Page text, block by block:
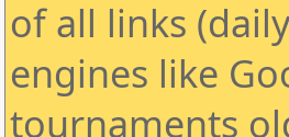
of all links
engines like
tournaments